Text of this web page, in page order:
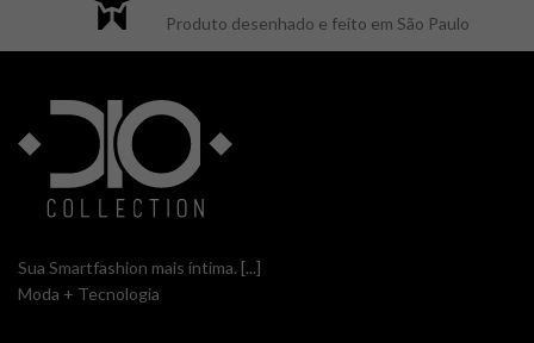
Produto desenhado e feito em São Paulo
Sua Smartfashion mais íntima. [...]
Moda + Tecnologia